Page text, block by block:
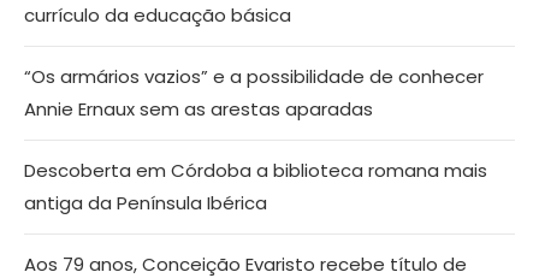
currículo da educação básica
“Os armários vazios” e a possibilidade de conhecer
Annie Ernaux sem as arestas aparadas
Descoberta em Córdoba a biblioteca romana mais
antiga da Península Ibérica
Aos 79 anos, Conceição Evaristo recebe título de